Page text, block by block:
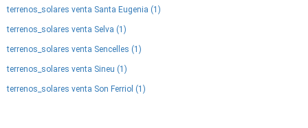
terrenos_solares venta Santa Eugenia (1)
terrenos_solares venta Selva (1)
terrenos_solares venta Sencelles (1)
terrenos_solares venta Sineu (1)
terrenos_solares venta Son Ferriol (1)